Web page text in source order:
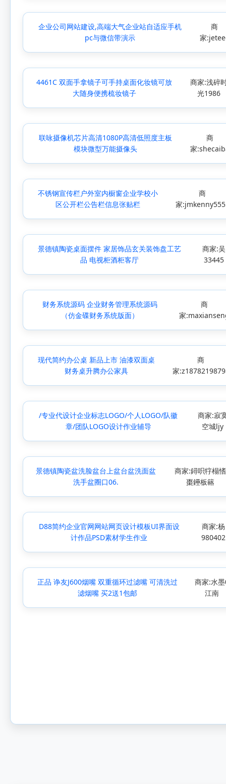
企业公司网站建设,高端大气企业站自适应手机
pc与微信带演示
商
家
4461C 双面手拿镜子可手持桌面化妆镜可放
大随身便携梳妆镜子
商家:浅碎
光1986
联咏摄像机芯片高清1080P高清低照度主板
模块微型万能摄像头
商
家
不锈钢宣传栏户外室内橱窗企业学校小
区公开栏公告栏信息张贴栏
商
家
景德镇陶瓷桌面摆件 家居饰品玄关装饰盘工艺
品 电视柜酒柜客厅
商家:吴
33445
财务系统源码 企业财务管理系统源码
（仿金碟财务系统版面）
商
家
现代简约办公桌 新品上市 油漆双面桌
财务桌升腾办公家具
商
家
/专业代设计企业标志LOGO/个人LOGO/队徽
章/团队LOGO设计作业辅导
商家:寂
空城ljy
景德镇陶瓷盆洗脸盆台上盆台盆洗面盆
洗手盆圈口06.
商家:鐞呮牸榻愭
棗鑸板簵
D88简约企业官网网站网页设计模板UI界面设
计作品PSD素材学生作业
商家:杨
980402
正品 诤友J600烟嘴 双重循环过滤嘴 可清洗过
滤烟嘴 买2送1包邮
商家:水
江南